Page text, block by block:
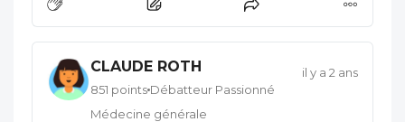
gyneco cardio ? Pareil pour les autres
activité (kiné psy diet). Qu'est ce qu'on
hommes ? Ils arrivent à dire si le modèle
est rentable au bout d'un exercice fiscal ?
5 million pour 12 centres ? Décidément je
CLAUDE ROTH
851 points Débatteur Passionné
Médecine générale
il y a 2 ans